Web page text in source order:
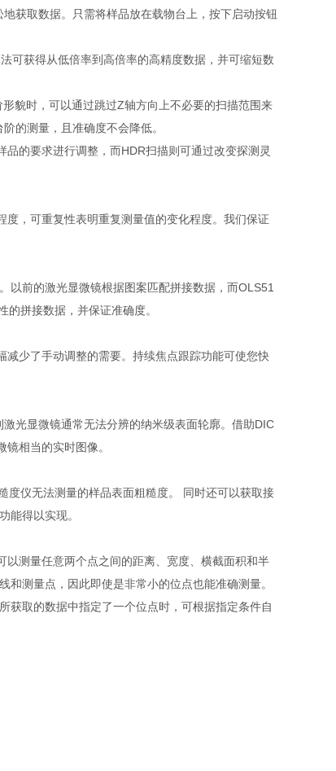
获取数据。只需将样品放在载物台上，按下启动按钮
可获得从低倍率到高倍率的高精度数据，并可缩短数
貌时，可以通过跳过Z轴方向上不必要的扫描范围来
的测量，且准确度不会降低。
品的要求进行调整，而HDR扫描则可通过改变探测灵
，可重复性表明重复测量值的变化程度。我们保证
以前的激光显微镜根据图案匹配拼接数据，而OLS51
拼接数据，并保证准确度。
少了手动调整的需要。持续焦点跟踪功能可使您快
光显微镜通常无法分辨的纳米级表面轮廓。借助DIC
相当的实时图像。
仪无法测量的样品表面粗糙度。 同时还可以获取接
能得以实现。
测量任意两个点之间的距离、宽度、横截面积和半
测量点，因此即使是非常小的位点也能准确测量。
获取的数据中指定了一个位点时，可根据指定条件自